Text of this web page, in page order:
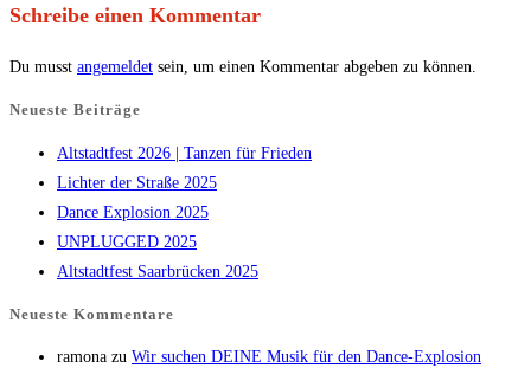
Schreibe einen Kommentar
Du musst angemeldet sein, um einen Kommentar abgeben zu können.
Neueste Beiträge
Altstadtfest 2026 | Tanzen für Frieden
Lichter der Straße 2025
Dance Explosion 2025
UNPLUGGED 2025
Altstadtfest Saarbrücken 2025
Neueste Kommentare
ramona zu Wir suchen DEINE Musik für den Dance-Explosion